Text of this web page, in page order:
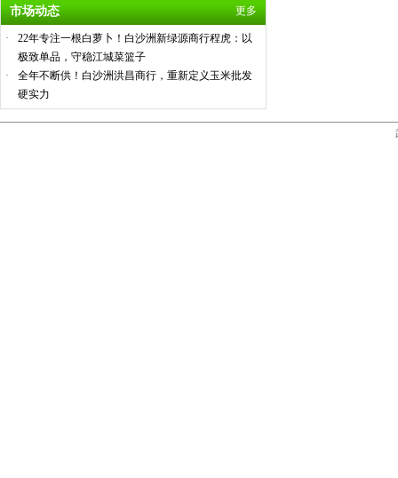
市场动态 更多
·
22年专注一根白萝卜！白沙洲新绿源商行程虎：以
极致单品，守稳江城菜篮子
·
全年不断供！白沙洲洪昌商行，重新定义玉米批发
硬实力